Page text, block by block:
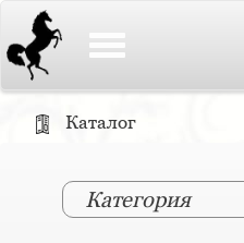
Каталог
Категория